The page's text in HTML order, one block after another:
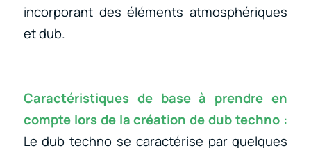
incorporant des éléments atmosphériques
et dub.
Caractéristiques de base à prendre en
compte lors de la création de dub techno :
Le dub techno se caractérise par quelques